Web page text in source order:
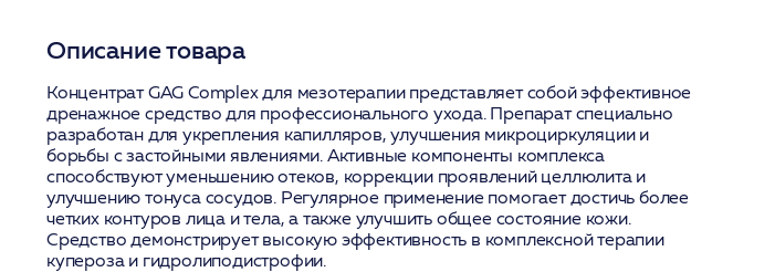
Описание товара
Концентрат GAG Complex для мезотерапии представляет собой эффективное
дренажное средство для профессионального ухода. Препарат специально
разработан для укрепления капилляров, улучшения микроциркуляции и
борьбы с застойными явлениями. Активные компоненты комплекса
способствуют уменьшению отеков, коррекции проявлений целлюлита и
улучшению тонуса сосудов. Регулярное применение помогает достичь более
четких контуров лица и тела, а также улучшить общее состояние кожи.
Средство демонстрирует высокую эффективность в комплексной терапии
купероза и гидролиподистрофии.